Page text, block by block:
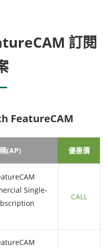
訂閱
FeatureCAM
(AP) 優惠價
Single-
CALL